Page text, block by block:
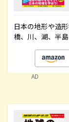
日本の地形や造
橋、川、湖、半
AD